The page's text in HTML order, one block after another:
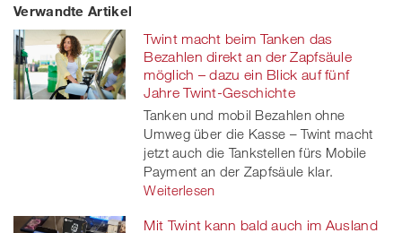
on
Facebook
on
twitt
er
linkedinXing
Verwandte Artikel
Twint macht beim Tanken das
Bezahlen direkt an der Zapfsäule
möglich – dazu ein Blick auf fünf
Jahre Twint-Geschichte
Tanken und mobil Bezahlen ohne
Umweg über die Kasse – Twint macht
jetzt auch die Tankstellen fürs Mobile
Payment an der Zapfsäule klar.
Weiterlesen
Mit Twint kann bald auch im Ausland